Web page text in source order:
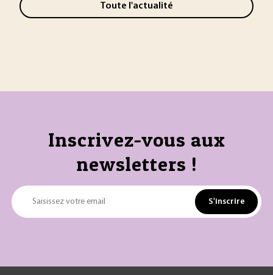
Toute l'actualité
Inscrivez-vous aux
newsletters !
Saisissez votre email S'inscrire